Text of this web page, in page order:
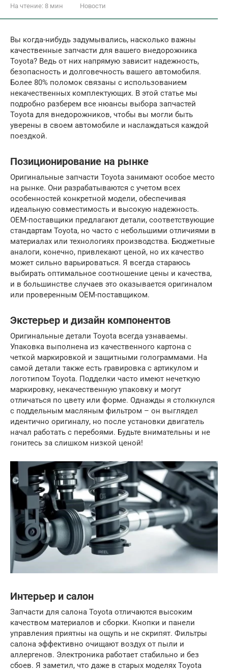
На чтение: 8 мин Новости
Вы когда-нибудь задумывались, насколько важны
качественные запчасти для вашего внедорожника
Toyota? Ведь от них напрямую зависит надежность,
безопасность и долговечность вашего автомобиля.
Более 80% поломок связаны с использованием
некачественных комплектующих. В этой статье мы
подробно разберем все нюансы выбора запчастей
Toyota для внедорожников, чтобы вы могли быть
уверены в своем автомобиле и наслаждаться каждой
поездкой.
Позиционирование на рынке
Оригинальные запчасти Toyota занимают особое место
на рынке. Они разрабатываются с учетом всех
особенностей конкретной модели, обеспечивая
идеальную совместимость и высокую надежность.
OEM-поставщики предлагают детали, соответствующие
стандартам Toyota, но часто с небольшими отличиями в
материалах или технологиях производства. Бюджетные
аналоги, конечно, привлекают ценой, но их качество
может сильно варьироваться. Я всегда стараюсь
выбирать оптимальное соотношение цены и качества,
и в большинстве случаев это оказывается оригиналом
или проверенным OEM-поставщиком.
Экстерьер и дизайн компонентов
Оригинальные детали Toyota всегда узнаваемы.
Упаковка выполнена из качественного картона с
четкой маркировкой и защитными голограммами. На
самой детали также есть гравировка с артикулом и
логотипом Toyota. Подделки часто имеют нечеткую
маркировку, некачественную упаковку и могут
отличаться по цвету или форме. Однажды я столкнулся
с поддельным масляным фильтром – он выглядел
идентично оригиналу, но после установки двигатель
начал работать с перебоями. Будьте внимательны и не
гонитесь за слишком низкой ценой!
Интерьер и салон
Запчасти для салона Toyota отличаются высоким
качеством материалов и сборки. Кнопки и панели
управления приятны на ощупь и не скрипят. Фильтры
салона эффективно очищают воздух от пыли и
аллергенов. Электроника работает стабильно и без
сбоев. Я заметил, что даже в старых моделях Toyota